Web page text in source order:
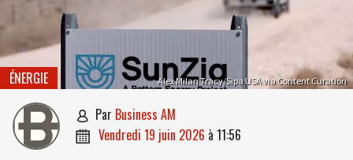
Alex Milan Tracy/Sipa USA via Content Curation
ÉNERGIE
 par Business AM
 vendredi 19 juin 2026 à 11:56